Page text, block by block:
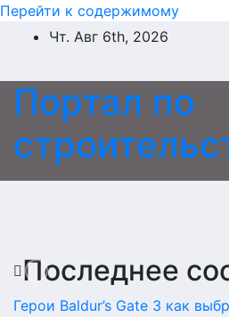
Перейти к содержимому
Чт. Авг 6th, 2026
Портал по
Последнее
Герои Baldur’s Gate 3 как